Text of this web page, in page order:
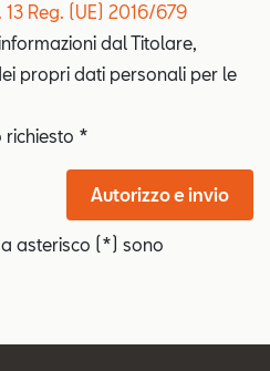
Reg. (UE) 2016/679
dal Titolare,
propri dati personali per le
richiesto *
Autorizzo e invio
asterisco (*) sono